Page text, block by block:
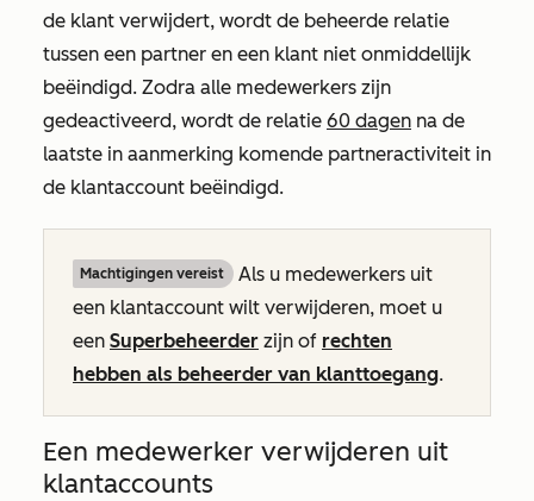
de klant verwijdert, wordt de beheerde relatie
tussen een partner en een klant niet onmiddellijk
beëindigd. Zodra alle medewerkers zijn
gedeactiveerd, wordt de relatie 60 dagen na de
laatste in aanmerking komende partneractiviteit in
de klantaccount beëindigd.
Machtigingen vereist
Als u medewerkers uit
een klantaccount wilt verwijderen, moet u
een Superbeheerder zijn of rechten
hebben als beheerder van klanttoegang.
Een medewerker verwijderen uit
klantaccounts